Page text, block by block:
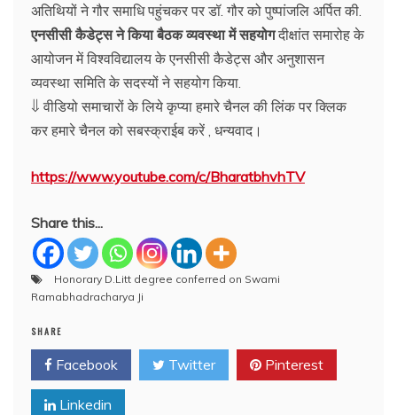
अतिथियों ने गौर समाधि पहुंचकर पर डॉ. गौर को पुष्पांजलि अर्पित की.
एनसीसी कैडेट्स ने किया बैठक व्यवस्था में सहयोगदीक्षांत समारोह के
आयोजन में विश्वविद्यालय के एनसीसी कैडेट्स और अनुशासन
व्यवस्था समिति के सदस्यों ने सहयोग किया.
⇓ वीडियो समाचारों के लिये कृप्या हमारे चैनल की लिंक पर क्लिक
कर हमारे चैनल को सबस्क्राईब करें , धन्यवाद।
https://www.youtube.com/c/BharatbhvhTV
Share this...
Honorary D.Litt degree conferred on Swami
Ramabhadracharya Ji
SHARE
Facebook Twitter Pinterest
Linkedin